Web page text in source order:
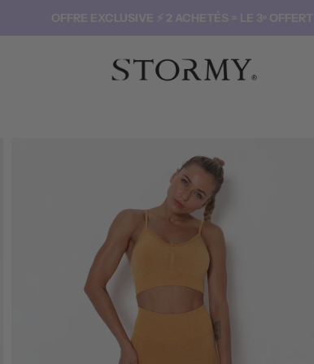
OFFRE EXCLUSIVE ⚡️ 2 ACHETÉS = LE 3ᵉ OFFERT